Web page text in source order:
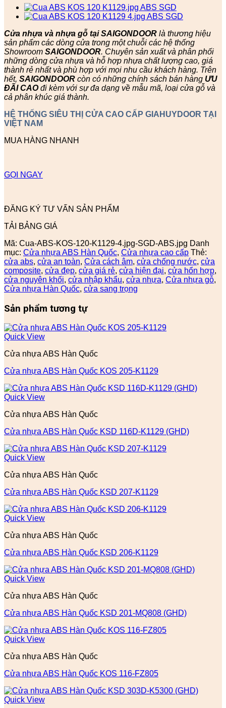
Cửa nhựa và nhựa gỗ tại SAIGONDOOR là thương hiệu
sản phẩm các dòng cửa trong một chuỗi các hệ thống
Showroom SAIGONDOOR. Chuyên sản xuất và phân phối
những dòng cửa nhựa và hỗ hợp nhựa chất lượng cao, giá
thành rẻ nhất và phù hợp với mọi nhu cầu khách hàng. Trên
hết, SAIGONDOOR còn có những chính sách bán hàng ƯU
ĐÃI CAOđi kèm với sự đa dạng về mẫu mã, loại cửa gỗ và
cả phân khúc giá thành.
HỆ THỐNG SIÊU THỊ CỬA CAO CẤP GIAHUYDOOR TẠI
VIỆT NAM
MUA HÀNG NHANH
GỌI NGAY
ĐĂNG KÝ TƯ VẤN SẢN PHẨM
TẢI BẢNG GIÁ
Mã: Cua-ABS-KOS-120-K1129-4.jpg-SGD-ABS.jpg Danh
mục: Cửa nhựa ABS Hàn Quốc, Cửa nhựa cao cấp Thẻ:
cửa abs, cửa an toàn, Cửa cách âm, cửa chống nước, cửa
composite, cửa đẹp, cửa giá rẻ, cửa hiện đại, cửa hổn hợp,
cửa nguyên khối, cửa nhập khẩu, cửa nhựa, Cửa nhựa gỗ,
Cửa nhựa Hàn Quốc, cửa sang trọng
Sản phẩm tương tự
Quick View
Cửa nhựa ABS Hàn Quốc
Cửa nhựa ABS Hàn Quốc KOS 205-K1129
Quick View
Cửa nhựa ABS Hàn Quốc
Cửa nhựa ABS Hàn Quốc KSD 116D-K1129 (GHD)
Quick View
Cửa nhựa ABS Hàn Quốc
Cửa nhựa ABS Hàn Quốc KSD 207-K1129
Quick View
Cửa nhựa ABS Hàn Quốc
Cửa nhựa ABS Hàn Quốc KSD 206-K1129
Quick View
Cửa nhựa ABS Hàn Quốc
Cửa nhựa ABS Hàn Quốc KSD 201-MQ808 (GHD)
Quick View
Cửa nhựa ABS Hàn Quốc
Cửa nhựa ABS Hàn Quốc KOS 116-FZ805
Quick View